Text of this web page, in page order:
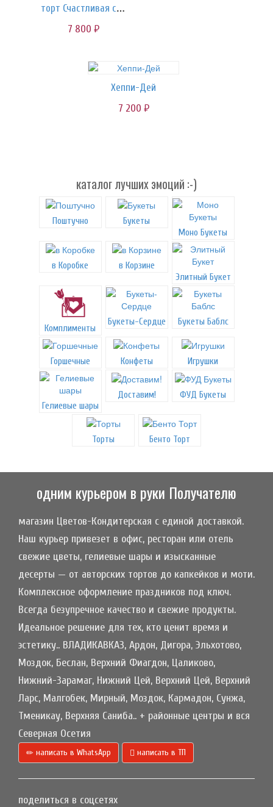
торт Счастливая семья!
7 800 руб.
Хеппи-Дей
7 200 руб.
каталог лучших эмоций :-)
Поштучно
Букеты
Моно Букеты
в Коробке
в Корзине
Элитный Букет
Комплименты
Букеты-Сердце Букеты Баблс
Горшечные Конфеты Игрушки
Гелиевые шары
Доставим! ФУД Букеты
Торты Бенто Торт
одним курьером в руки Получателю
магазин Цветов-Кондитерская с единой доставкой.
Наш курьер привезет в офис, ресторан или отель
свежие цветы, гелиевые шары и изысканные
десерты — от авторских тортов до капкейков и моти.
Комплексное оформление праздников под ключ.
Всегда безупречное качество и свежие продукты.
Идеальное решение для тех, кто ценит время и
эстетику.. ВЛАДИКАВКАЗ, Ардон, Дигора, Эльхотово,
Моздок, Беслан, Верхний Фиагдон, Цаликово,
Нижний-Зарамаг, Нижний Цей, Верхний Цей, Верхний
Ларс, Малгобек, Мирный, Моздок, Кармадон, Сунжа,
Тменикау, Верхняя Саниба.. + районные центры и вся
Северная Осетия
написать в WhatsApp написать в ТП
поделиться в соцсетях